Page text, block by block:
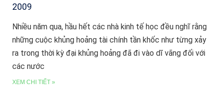
2009
Nhiều năm qua, hầu hết các nhà kinh tế học đều nghĩ rằng
những cuộc khủng hoảng tài chính tần khốc như từng xảy
ra trong thời kỳ đại khủng hoảng đã đi vào dĩ vãng đối với
các nước
XEM CHI TIẾT »